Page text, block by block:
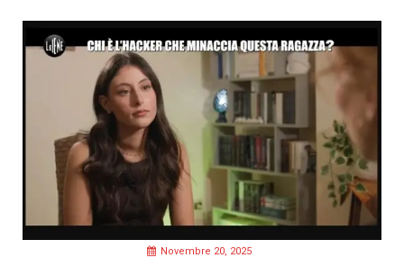
Novembre 20, 2025